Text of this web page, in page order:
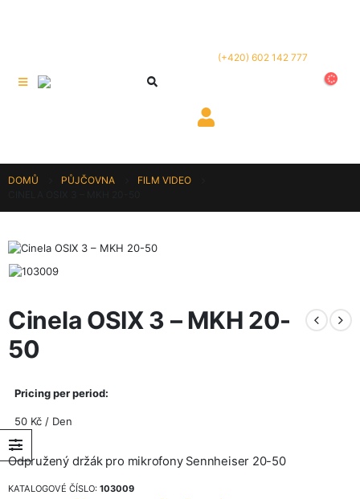
(+420) 602 142 777
DOMŮ PŮJČOVNA
FILM VIDEO
Cinela OSIX 3 – MKH 20-
50
Pricing per period:
50 Kč / Den
Odpružený držák pro mikrofony Sennheiser 20-50
KATALOGOVÉ ČÍSLO: 103009